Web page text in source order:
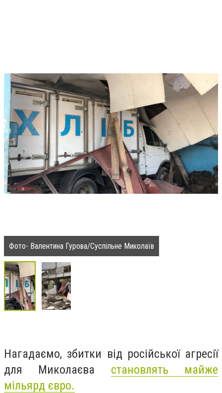
Фото- Валентина Гурова/Суспільне Миколаїв
Нагадаємо, збитки від російської агресії
для Миколаєва становлять майже
мільярд євро.